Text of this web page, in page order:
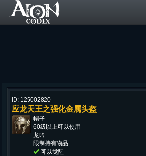
ID: 125002820
应龙天王之强化金属头盔
帽子
60级以上可以使用
龙吟
限制持有物品
可以觉醒